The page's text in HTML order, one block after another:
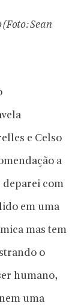
Sean
e Celso
a
deparei com
em uma
mas tem
o
humano,
uma